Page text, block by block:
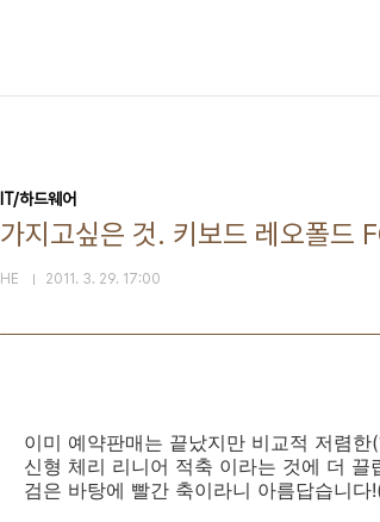
IT/하드웨어
가지고싶은 것. 키보드 레오폴드
HE 2011. 3. 29. 17:00
이미 예약판매는 끝났지만 비교적 저렴
신형 체리 리니어 적축 이라는 것에 더 끌
검은 바탕에 빨간 축이라니 아름답습니다